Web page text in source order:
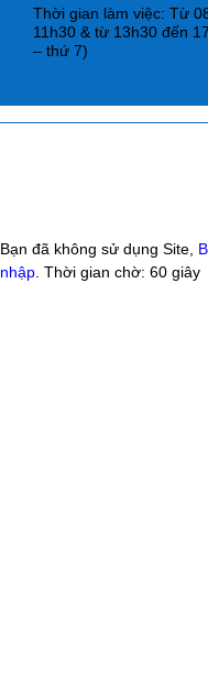
Thời gian làm việc: Từ
11h30 & từ 13h30 đến
– thứ 7)
Bạn đã không sử dụng Site,
nhập . Thời gian chờ: 60 giây